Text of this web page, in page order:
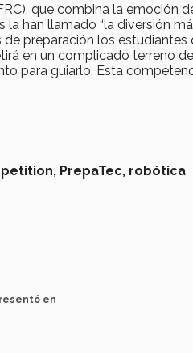
que combina la emoción
han llamado “la diversión
preparación los estudiantes
en un complicado terreno
para guiarlo. Esta
PrepaTec, robótica
en